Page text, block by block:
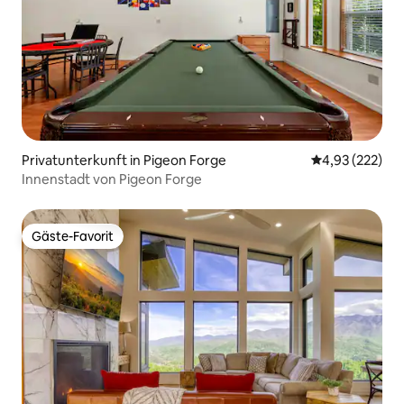
Privatunterkunft in Pigeon Forge
4,93 (222)
Innenstadt von Pigeon Forge
Gäste-Favorit
Gäste-Favorit